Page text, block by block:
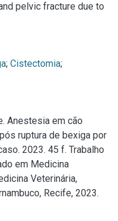
pelvic fracture due to
; Cistectomia;
Anestesia em cão
ruptura de bexiga por
2023. 45 f. Trabalho
em Medicina
Veterinária,
Recife, 2023.